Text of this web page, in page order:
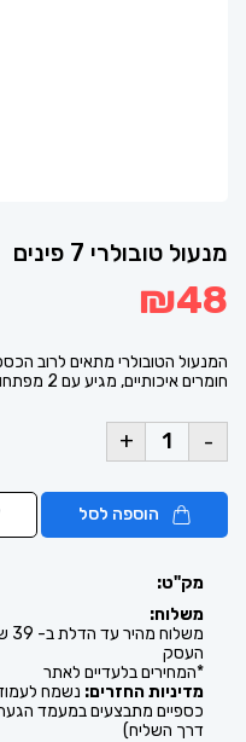
מנעול טובולרי 7 פינים
₪48
המנעול הטובולרי מתאים לרוב
חומרים איכותיים, מגיע עם 2 מפתחות
-
+
הוספה לסל
מק"ט:
משלוח:
העסק
*המחירים בלעדיים לאתר
מדיניות החזרים: נשמח לעמוד
כספיים מתבצעים במעמד
דרך השליח)